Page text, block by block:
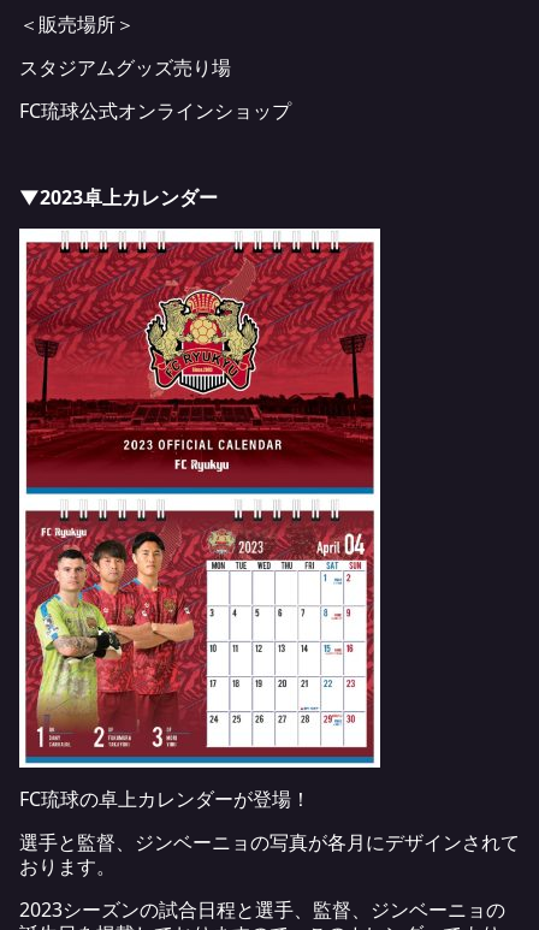
＜販売場所＞
スタジアムグッズ売り場
FC琉球公式オンラインショップ
▼2023卓上カレンダー
FC琉球の卓上カレンダーが登場！
選手と監督、ジンベーニョの写真が各月にデザインされて
おります。
2023シーズンの試合日程と選手、監督、ジンベーニョの